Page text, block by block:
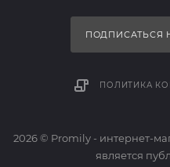
ПОДПИСАТЬСЯ
ПОЛИТИКА
2026 © Promily - интернет-
является